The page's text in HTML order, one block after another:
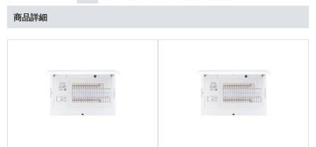
商品詳細